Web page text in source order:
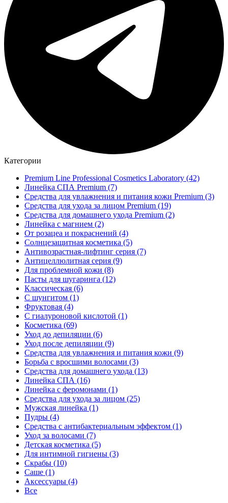
Категории
Premium Line Professional Cosmetics Laboratory (42)
Линейка СПА Premium (7)
Средства для увлажнения и питания кожи Premium (3)
Средства для ухода за лицом Premium (19)
Средства для домашнего ухода Premium (2)
Линейка с магнием (2)
От розацеа и покраснений (4)
Солнцезащитная косметика (5)
Антивозрастная-лифтинг серия (7)
Антицеллюлитная серия (9)
Для проблемной кожи (8)
Пасты для шугаринга (12)
Классическая (6)
С шунгитом (1)
Фруктовая (4)
C гиалуроновой кислотой (1)
Косметика (69)
Уход до депиляции (6)
Уход после депиляции (9)
Средства для увлажнения и питания кожи (9)
Борьба с вросшими волосами (3)
Средства для домашнего ухода (13)
Линейка СПА (16)
Линейка с феромонами (1)
Средства для ухода за лицом (25)
Мужская линейка (1)
Пудры (4)
Средства с антибактериальным эффектом (1)
Уход за волосами (7)
Детская косметика (5)
Для интимной гигиены (3)
Скрабы (10)
Саше (1)
Аксессуары (4)
Все